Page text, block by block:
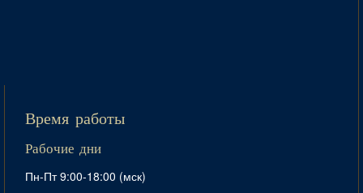
Время работы
Рабочие дни
Пн-Пт 9:00-18:00 (мск)